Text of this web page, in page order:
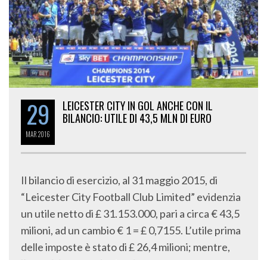
29
MAR2016
LEICESTER CITY IN GOL ANCHE CON IL
BILANCIO: UTILE DI 43,5 MLN DI EURO
Il bilancio di esercizio, al 31 maggio 2015, di
“Leicester City Football Club Limited” evidenzia
un utile netto di £ 31.153.000, pari a circa € 43,5
milioni, ad un cambio € 1 = £ 0,7155. L’utile prima
delle imposte è stato di £ 26,4 milioni; mentre,